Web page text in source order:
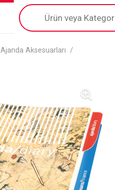
Products
search
Ajanda Aksesuarları /